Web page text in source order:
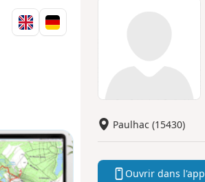
Paulhac (15430)
Ouvrir dans l'app